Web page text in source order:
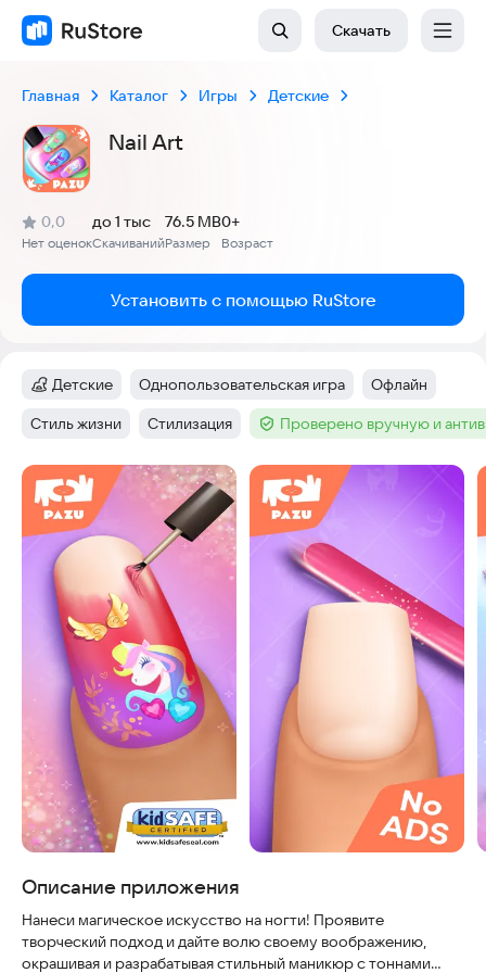
Скачать
Главная Каталог Игры Детские
Nail Art
Рейтинг:
0,0
(
Нет оценок
)
Скачиваний
до 1 тыс
Размер
76.5 MB
Возраст
0+
Установить с помощью RuStore
Категория:
Детские Тег:
Однопользовательская игра Тег:
Офлайн
Тег:
Стиль жизни Тег:
Стилизация Тег :Проверено вручную и
Скриншоты
Описание приложения
Нанеси магическое искусство на ногти! Проявите
творческий подход и дайте волю своему воображению,
окрашивая и разрабатывая стильный маникюр с тоннами